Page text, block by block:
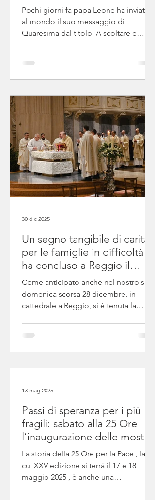
Pochi giorni fa papa Leone ha inviato
al mondo il suo messaggio di
Quaresima dal titolo: A scoltare e
ciascuno di noi, a livello personale, di
famiglia, di parrocchia e dell'intera
vivere questo tempo non come un
dovere formale, ma come un’
opportunità per "disarmare il cuore" .
Ecco, in sintesi, i tre pilastri del suo
messaggio per quest'anno: 1. Il Digiun
Un segno tangibile di carità
per le famiglie in difficoltà
ha concluso a Reggio il
Giubileo della speranza
Come anticipato anche nel nostro sito,
domenica scorsa 28 dicembre, in
cattedrale a Reggio, si è tenuta la
nostro pastore ha concluso il Giubileo
della Speranza. Possiamo dire che il
questo anno pastorale che nella nostra
dalla Lettera che l'arcivescovo ha
inviato alla Diocesi , dal titolo
30 dic 2025
Passi di speranza per i più
fragili: sabato alla 25 Ore
l’inaugurazione delle mostre
“Il Pilastro in arte”
La storia della 25 Ore per la Pace , la
cui XXV edizione si terrà il 17 e 18
maggio 2025 , è anche una
13 mag 2025